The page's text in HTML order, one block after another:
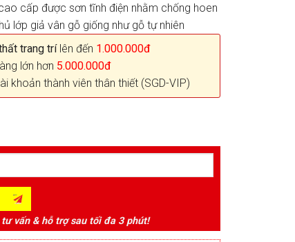
cấp được sơn tĩnh điện nhằm chống hoen
lớp giả vân gỗ giống như gỗ tự nhiên
trang trílên đến 1.000.000đ
lớn hơn 5.000.000đ
khoản thành viên thân thiết (SGD-VIP)
vấn & hỗ trợ sau tối đa 3 phút!